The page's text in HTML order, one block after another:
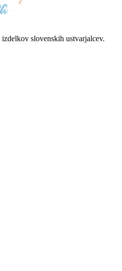
izdelkov slovenskih ustvarjalcev.